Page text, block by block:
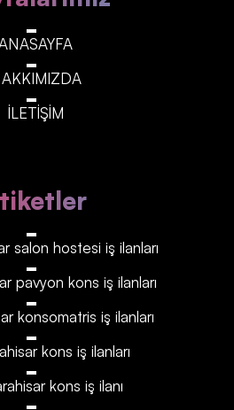
İLETİŞİM
salon hostesi iş ilanları
pavyon kons iş ilanları
konsomatris iş ilanları
kons iş ilanları
kons iş ilanı